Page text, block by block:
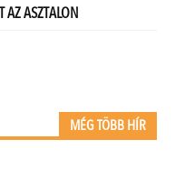
MÉG TÖBB HÍR